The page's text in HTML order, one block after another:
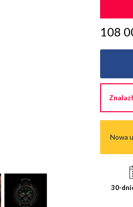
108
Nowa
30-